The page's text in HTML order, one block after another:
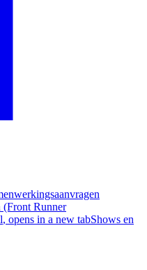
(Front Runner
, opens in a new tabShows en